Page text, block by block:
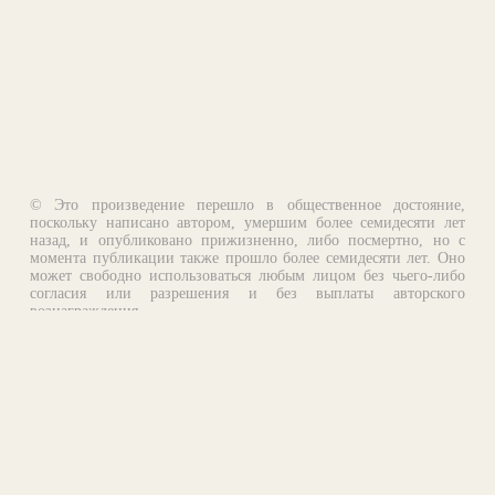
© Это произведение перешло в общественное достояние,
поскольку написано автором, умершим более семидесяти лет
назад, и опубликовано прижизненно, либо посмертно, но с
момента публикации также прошло более семидесяти лет. Оно
может свободно использоваться любым лицом без чьего-либо
согласия или разрешения и без выплаты авторского
вознаграждения.